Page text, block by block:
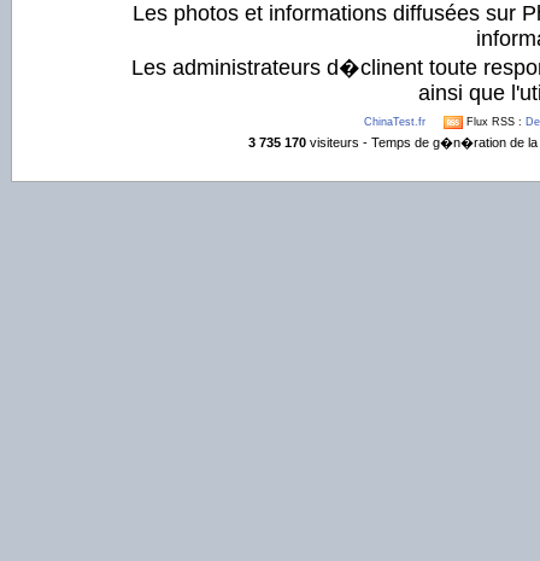
Les photos et informations diffusées sur
Les administrateurs d�clinent toute
ainsi que
ChinaTest.fr Flux RSS :
3 735 170visiteurs - Temps de g�n�ration de